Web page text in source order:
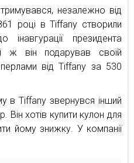
незалежно від
році в Tiffany створили
інавгурації президента
ж він подарував своїй
від Tiffany за 530
в Tiffany звернувся інший
хотів купити кулон для
йому знижку. У компанії